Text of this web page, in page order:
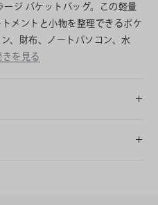
ジ バケットバッグ。この軽量
メントと小物を整理できるポケ
、財布、ノートパソコン、水
きを見る